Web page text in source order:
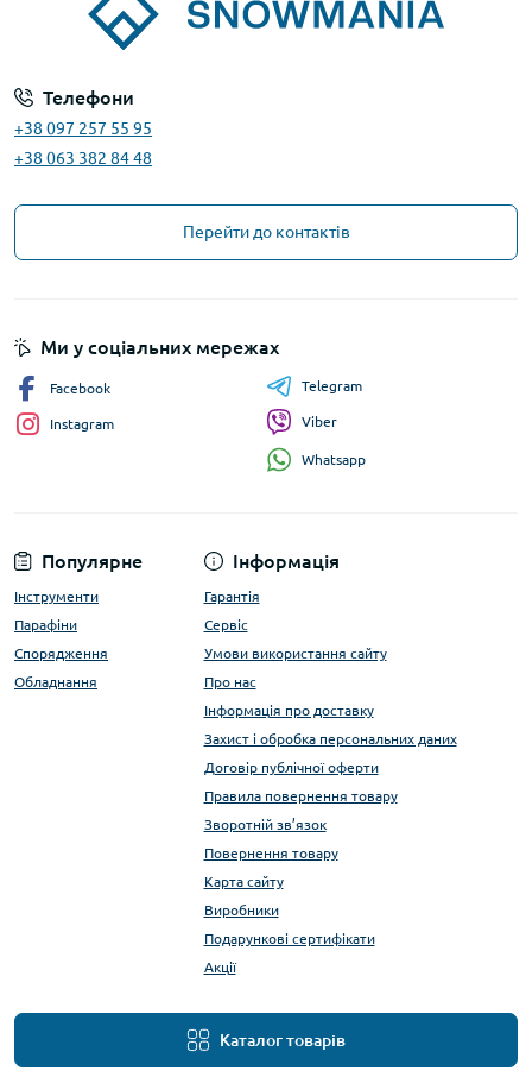
Телефони
+38 097 257 55 95
+38 063 382 84 48
Перейти до контактів
Популярне
Інструменти
Парафіни
Спорядження
Обладнання
Інформація
Гарантія
Сервіс
Умови використання сайту
Про нас
Інформація про доставку
Захист і обробка персональних даних
Договір публічної оферти
Правила повернення товару
Зворотній зв’язок
Повернення товару
Карта сайту
Виробники
Подарункові сертифікати
Акції
Каталог товарів
Ми у соціальних мережах
Facebook
Instagram
Telegram
Viber
Whatsapp